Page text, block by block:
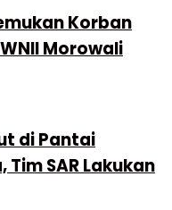
Korban
Morowali
di Pantai
SAR Lakukan